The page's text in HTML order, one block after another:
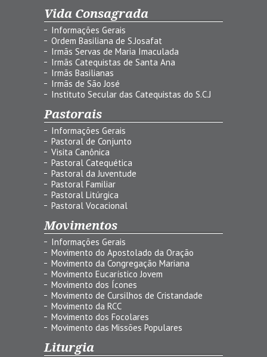
Vida Consagrada
Informações Gerais
Ordem Basiliana de S.Josafat
Irmãs Servas de Maria Imaculada
Irmãs Catequistas de Santa Ana
Irmãs Basilianas
Irmãs de São José
Instituto Secular das Catequistas do S.C.J
Pastorais
Informações Gerais
Pastoral de Conjunto
Visita Canônica
Pastoral Catequética
Pastoral da Juventude
Pastoral Familiar
Pastoral Litúrgica
Pastoral Vocacional
Movimentos
Informações Gerais
Movimento do Apostolado da Oração
Movimento da Congregação Mariana
Movimento Eucarístico Jovem
Movimento dos Ícones
Movimento de Cursilhos de Cristandade
Movimento da RCC
Movimento dos Focolares
Movimento das Missões Populares
Liturgia